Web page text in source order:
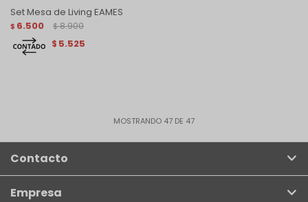
Set Mesa de Living EAMES
$ 6.500 $ 8.900
$ 5.525
MOSTRANDO 47 DE 47
Contacto
Empresa